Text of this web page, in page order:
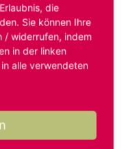
die
Sie können Ihre
/ widerrufen, indem
in der linken
alle verwendeten